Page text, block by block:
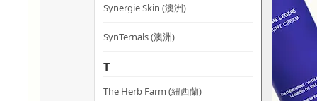
Synergie Skin (澳洲)
SynTernals (澳洲)
T
The Herb Farm (紐西蘭)